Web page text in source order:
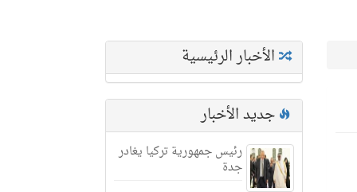
الأخبار الرئيسية
جديد الأخبار
رئيس جمهورية تركيا يغادر
جدة